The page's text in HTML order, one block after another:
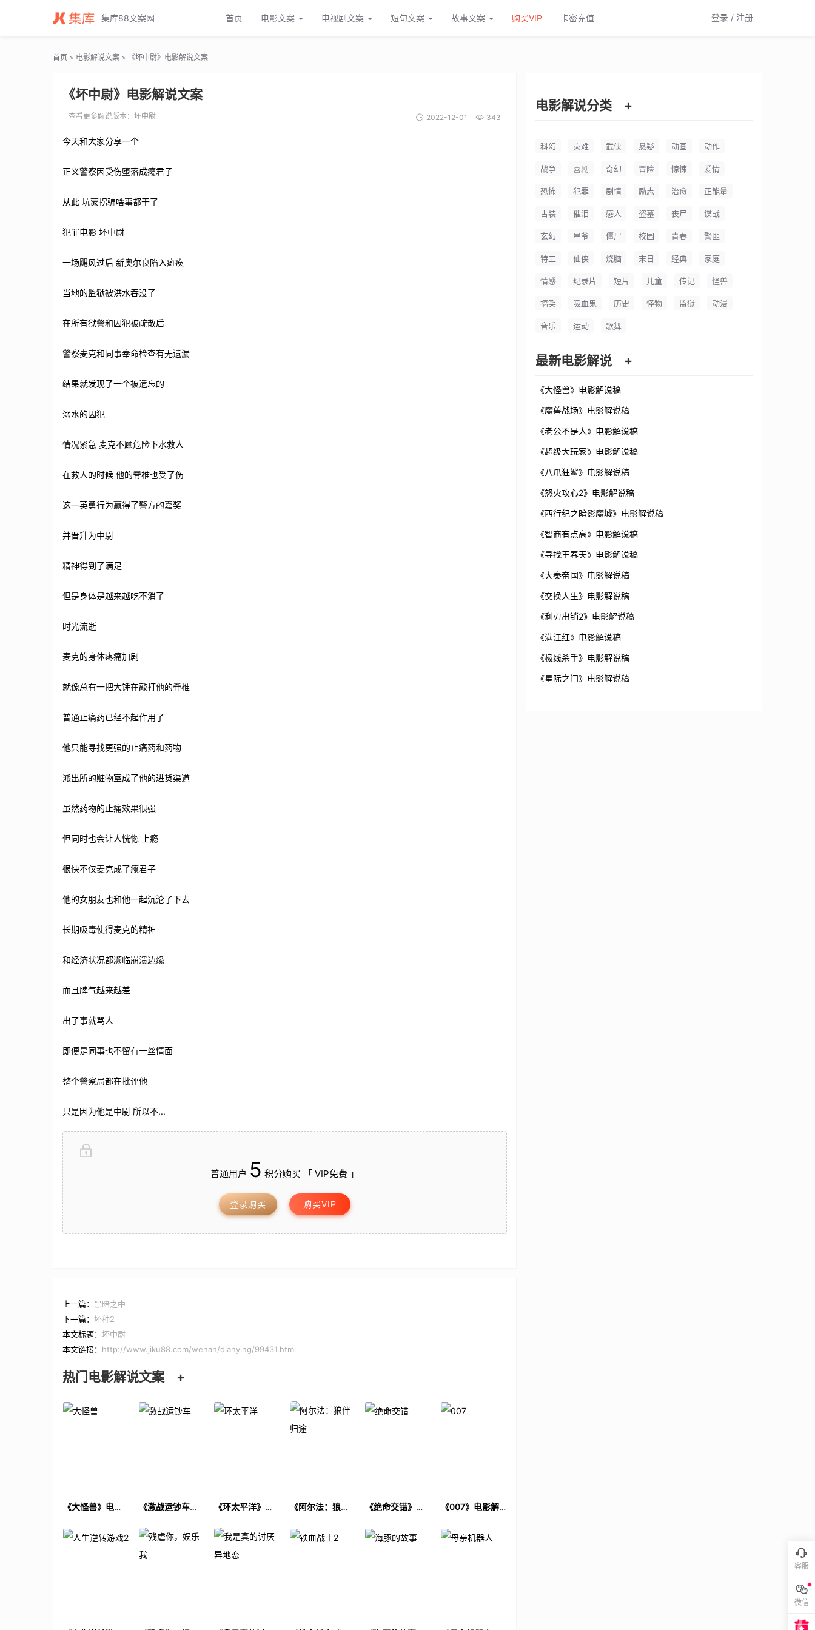
坏中尉电影解说文案_坏中尉电影解说词_坏中尉电影解说稿
集库88文案网 首页 电影文案 电视剧文案 短句文案 故事文案 购买VIP 卡密充值 登录 / 注册
首页 > 电影解说文案 > 《坏中尉》电影解说文案
《坏中尉》电影解说文案
查看更多解说版本： 坏中尉 2022-12-01 343
今天和大家分享一个
正义警察因受伤堕落成瘾君子
从此 坑蒙拐骗啥事都干了
犯罪电影 坏中尉
一场飓风过后 新奥尔良陷入瘫痪
当地的监狱被洪水吞没了
在所有狱警和囚犯被疏散后
警察麦克和同事奉命检查有无遗漏
结果就发现了一个被遗忘的
溺水的囚犯
情况紧急 麦克不顾危险下水救人
在救人的时候 他的脊椎也受了伤
这一英勇行为赢得了警方的嘉奖
并晋升为中尉
精神得到了满足
但是身体是越来越吃不消了
时光流逝
麦克的身体疼痛加剧
就像总有一把大锤在敲打他的脊椎
普通止痛药已经不起作用了
他只能寻找更强的止痛药和药物
派出所的赃物室成了他的进货渠道
虽然药物的止痛效果很强
但同时也会让人恍惚 上瘾
很快不仅麦克成了瘾君子
他的女朋友也和他一起沉沦了下去
长期吸毒使得麦克的精神
和经济状况都濒临崩溃边缘
而且脾气越来越差
出了事就骂人
即便是同事也不留有一丝情面
整个警察局都在批评他
只是因为他是中尉 所以不...
普通用户 5 积分购买 「 VIP免费 」
登录购买 购买VIP
上一篇： 黑暗之中
下一篇： 坏种2
本文标题： 坏中尉
本文链接： http://www.jiku88.com/wenan/dianying/99431.html
热门电影解说文案 +
《大怪兽》电影
《激战运钞车》
《环太平洋》电
《阿尔法：狼伴
文案
《绝命交错》电
《007》电影解
电影解说分类 +
科幻 灾难 武侠 悬疑 动画 动作
战争 喜剧 奇幻 冒险 惊悚 爱情
恐怖 犯罪 剧情 励志 治愈 正能量
古装 催泪 感人 盗墓 丧尸 谍战
玄幻 星爷 僵尸 校园 青春 警匪
特工 仙侠 烧脑 末日 经典 家庭
情感 纪录片 短片 儿童 传记 怪兽
搞笑 吸血鬼 历史 怪物 监狱 动漫
音乐 运动 歌舞
最新电影解说 +
《大怪兽》电影解说稿
《魔兽战场》电影解说稿
《老公不是人》电影解说稿
《超级大玩家》电影解说稿
《八爪狂鲨》电影解说稿
《怒火攻心2》电影解说稿
《西行纪之暗影魔城》电影解说稿
《智商有点高》电影解说稿
《寻找王春天》电影解说稿
《大秦帝国》电影解说稿
《交换人生》电影解说稿
《利刃出销2》电影解说稿
《满江红》电影解说稿
《极线杀手》电影解说稿
《星际之门》电影解说稿
客服
微信